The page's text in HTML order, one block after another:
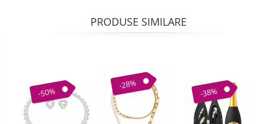
PRODUSE SIMILARE
-50%
-28%
-38%